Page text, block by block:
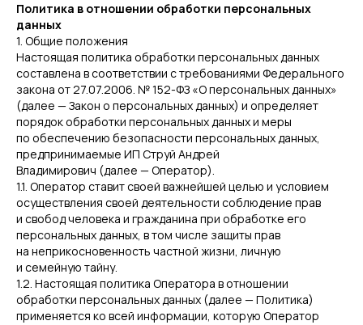
Политика в отношении обработки персональных
данных
1. Общие положения
Настоящая политика обработки персональных данных
составлена в соответствии с требованиями Федерального
закона от 27.07.2006. № 152-ФЗ «О персональных данных»
(далее — Закон о персональных данных) и определяет
порядок обработки персональных данных и меры
по обеспечению безопасности персональных данных,
предпринимаемые ИП Струй Андрей
Владимирович (далее — Оператор).
1.1. Оператор ставит своей важнейшей целью и условием
осуществления своей деятельности соблюдение прав
и свобод человека и гражданина при обработке его
персональных данных, в том числе защиты прав
на неприкосновенность частной жизни, личную
и семейную тайну.
1.2. Настоящая политика Оператора в отношении
обработки персональных данных (далее — Политика)
применяется ко всей информации, которую Оператор